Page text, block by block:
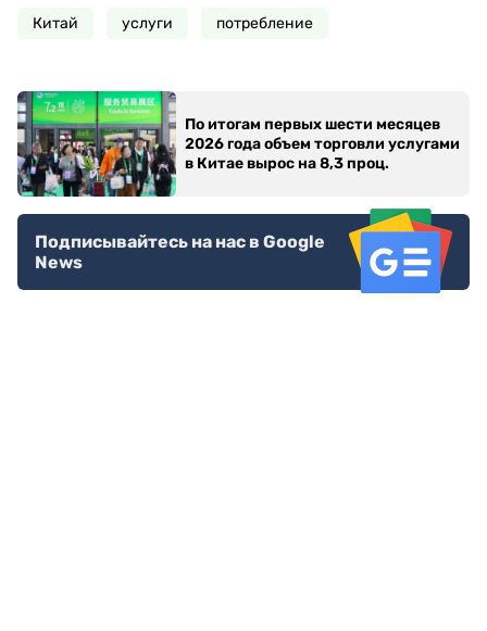
Китай услуги потребление
По итогам первых шести месяцев
2026 года объем торговли услугами
в Китае вырос на 8,3 проц.
Подписывайтесь на нас в Google
News